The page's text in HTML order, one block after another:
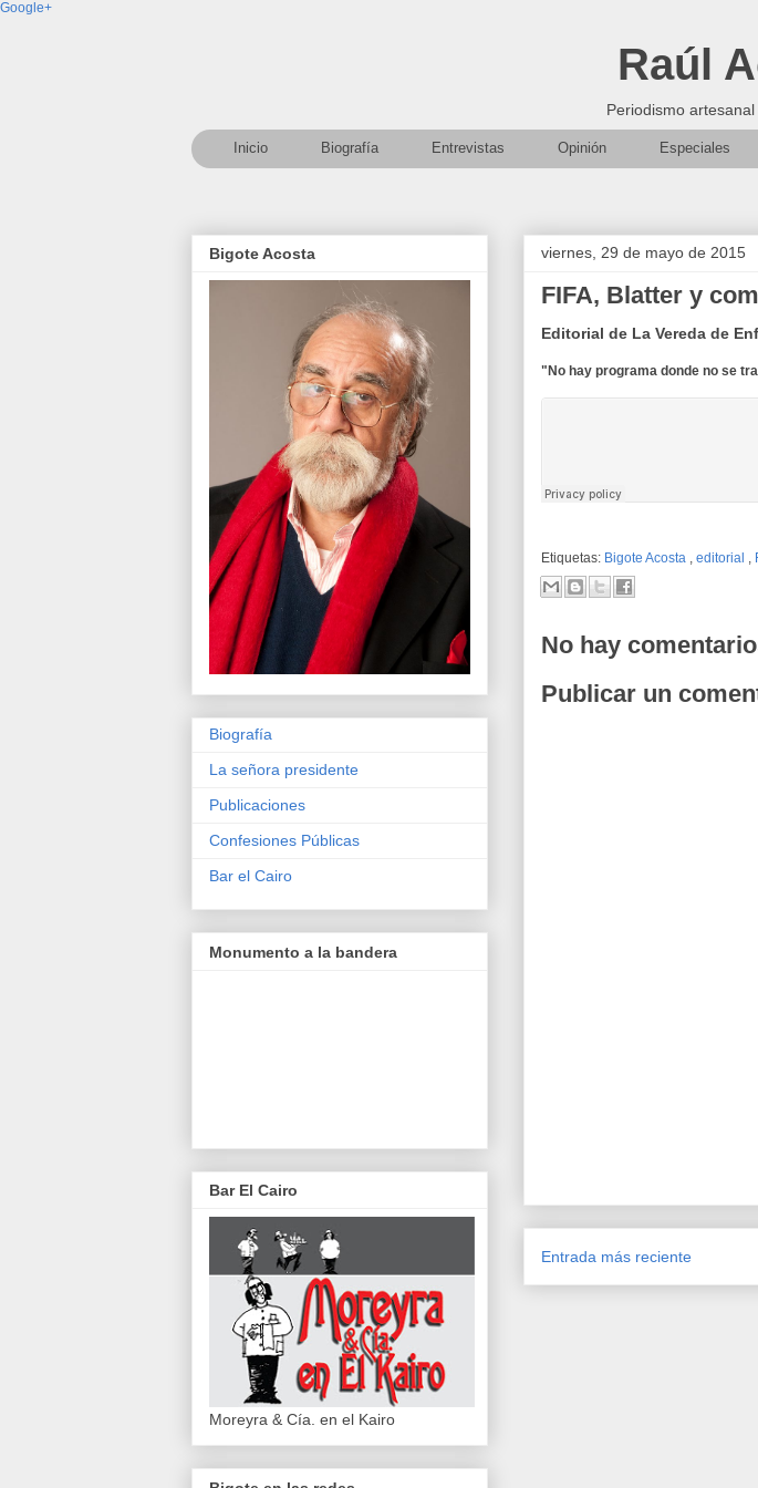
Google+
Raúl
Periodismo
Inicio Biografía Entrevistas Opinión Especiales
viernes, 29 de mayo de 2015
FIFA, Blatter y
Editorial de La Vereda de
"No hay programa donde no se
Etiquetas: Bigote Acosta , editorial ,
No hay
Publicar un
Entrada más reciente
Bigote Acosta
Biografía
La señora presidente
Publicaciones
Confesiones Públicas
Bar el Cairo
Monumento a la bandera
Bar El Cairo
Moreyra & Cía. en el Kairo